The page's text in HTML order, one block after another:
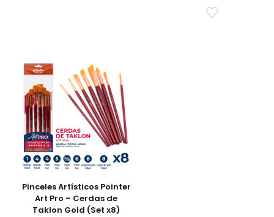
Pinceles Artísticos Pointer
Art Pro – Cerdas de
Taklon Gold (Set x8)